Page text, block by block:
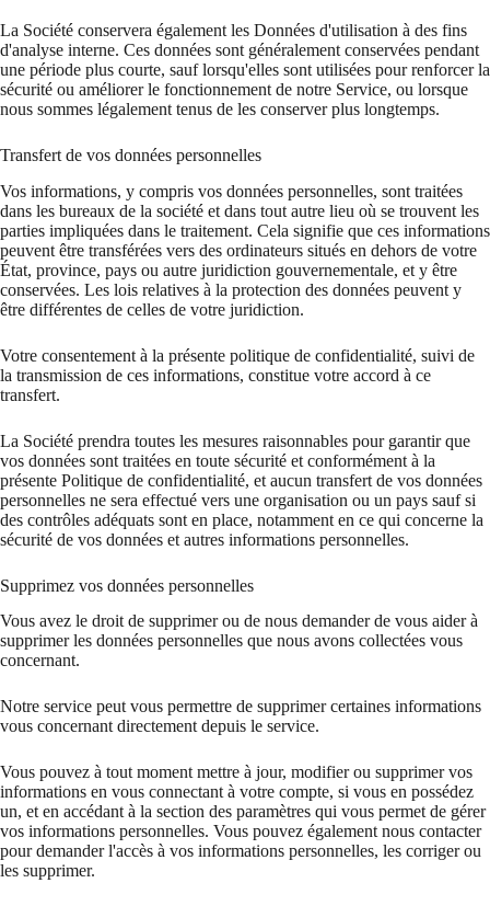
La Société conservera également les Données d'utilisation à des fins
d'analyse interne. Ces données sont généralement conservées pendant
une période plus courte, sauf lorsqu'elles sont utilisées pour renforcer la
sécurité ou améliorer le fonctionnement de notre Service, ou lorsque
nous sommes légalement tenus de les conserver plus longtemps.
Transfert de vos données personnelles
Vos informations, y compris vos données personnelles, sont traitées
dans les bureaux de la société et dans tout autre lieu où se trouvent les
parties impliquées dans le traitement. Cela signifie que ces informations
peuvent être transférées vers des ordinateurs situés en dehors de votre
État, province, pays ou autre juridiction gouvernementale, et y être
conservées. Les lois relatives à la protection des données peuvent y
être différentes de celles de votre juridiction.
Votre consentement à la présente politique de confidentialité, suivi de
la transmission de ces informations, constitue votre accord à ce
transfert.
La Société prendra toutes les mesures raisonnables pour garantir que
vos données sont traitées en toute sécurité et conformément à la
présente Politique de confidentialité, et aucun transfert de vos données
personnelles ne sera effectué vers une organisation ou un pays sauf si
des contrôles adéquats sont en place, notamment en ce qui concerne la
sécurité de vos données et autres informations personnelles.
Supprimez vos données personnelles
Vous avez le droit de supprimer ou de nous demander de vous aider à
supprimer les données personnelles que nous avons collectées vous
concernant.
Notre service peut vous permettre de supprimer certaines informations
vous concernant directement depuis le service.
Vous pouvez à tout moment mettre à jour, modifier ou supprimer vos
informations en vous connectant à votre compte, si vous en possédez
un, et en accédant à la section des paramètres qui vous permet de gérer
vos informations personnelles. Vous pouvez également nous contacter
pour demander l'accès à vos informations personnelles, les corriger ou
les supprimer.